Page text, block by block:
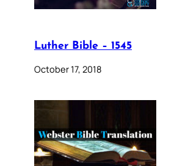
Luther Bible – 1545
October 17, 2018